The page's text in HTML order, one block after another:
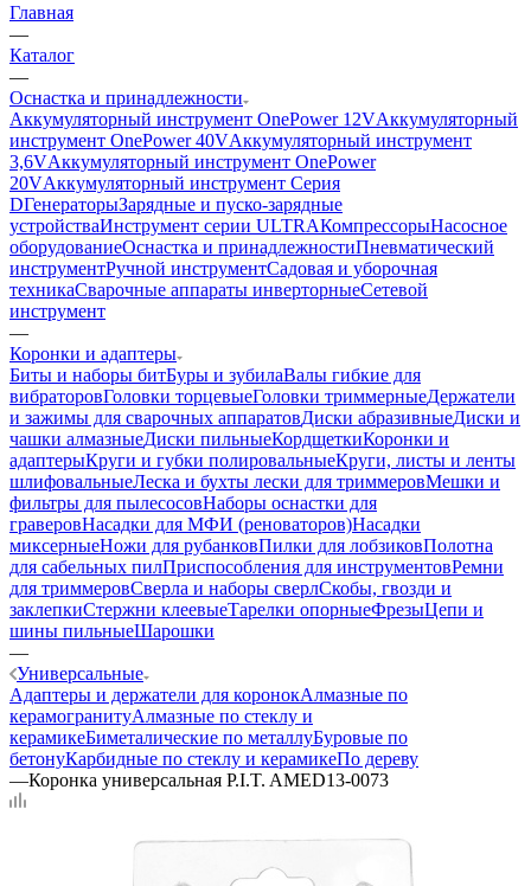
Главная
—
Каталог
—
Оснастка и принадлежности
Аккумуляторный инструмент OnePower 12VАккумуляторный
инструмент OnePower 40VАккумуляторный инструмент
3,6VАккумуляторный инструмент OnePower
20VАккумуляторный инструмент Серия
DГенераторыЗарядные и пуско-зарядные
устройстваИнструмент серии ULTRAКомпрессорыНасосное
оборудованиеОснастка и принадлежностиПневматический
инструментРучной инструментСадовая и уборочная
техникаСварочные аппараты инверторныеСетевой
инструмент
—
Коронки и адаптеры
Биты и наборы битБуры и зубилаВалы гибкие для
вибраторовГоловки торцевыеГоловки триммерныеДержатели
и зажимы для сварочных аппаратовДиски абразивныеДиски и
чашки алмазныеДиски пильныеКордщеткиКоронки и
адаптерыКруги и губки полировальныеКруги, листы и ленты
шлифовальныеЛеска и бухты лески для триммеровМешки и
фильтры для пылесосовНаборы оснастки для
граверовНасадки для МФИ (реноваторов)Насадки
миксерныеНожи для рубанковПилки для лобзиковПолотна
для сабельных пилПриспособления для инструментовРемни
для триммеровСверла и наборы сверлСкобы, гвозди и
заклепкиСтержни клеевыеТарелки опорныеФрезыЦепи и
шины пильныеШарошки
—
Универсальные
Адаптеры и держатели для коронокАлмазные по
керамогранитуАлмазные по стеклу и
керамикеБиметалические по металлуБуровые по
бетонуКарбидные по стеклу и керамикеПо дереву
—Коронка универсальная P.I.T. AMED13-0073